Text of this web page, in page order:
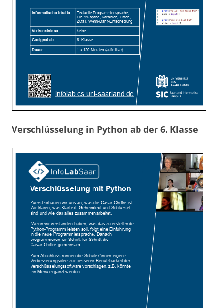
Verschlüsselung in Python ab der 6. Klasse